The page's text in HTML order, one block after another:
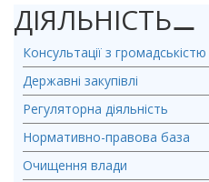
ДІЯЛЬНІСТЬ⚊
Консультації з громадськістю
Державні закупівлі
Регуляторна діяльність
Нормативно-правова база
Очищення влади